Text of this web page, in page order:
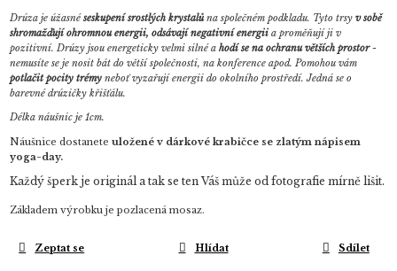
Drúza je úžasnéseskupení srostlých krystalůna společném podkladu. Tyto trsyv sobě
shromažďují ohromnou energii, odsávají negativní energii a proměňují ji v
pozitivní. Drúzy jsou energeticky velmi silné ahodí se na ochranu větších prostor-
nemusíte se je nosit bát do větší společnosti, na konference apod. Pomohou vám
potlačit pocity trémy neboť vyzařují energii do okolního prostředí. Jedná se o
barevné drúzičky křišťálu.
Délka náušnic je 1cm.
Náušnice dostaneteuložené v dárkové krabičce se zlatým nápisem
yoga-day.
Každý šperk je originál a tak se ten Váš může od fotografie mírně lišit.
Základem výrobku je pozlacená mosaz.
Zeptat se Hlídat Sdílet